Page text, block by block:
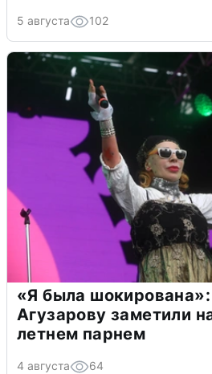
5 августа 102
«Я была
Агузарову заметили
летнем парнем
4 августа 64